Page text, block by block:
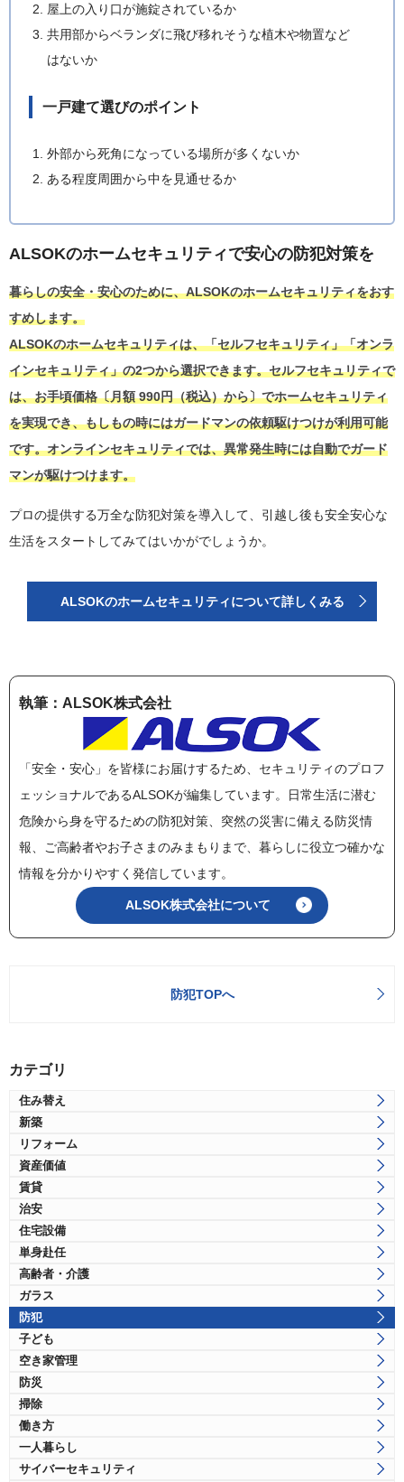
屋上の入り口が施錠されているか
共用部からベランダに飛び移れそうな植木や物置など
はないか
一戸建て選びのポイント
外部から死角になっている場所が多くないか
ある程度周囲から中を見通せるか
ALSOKのホームセキュリティで安心の防犯対策を
暮らしの安全・安心のために、ALSOKのホームセキュリティをおす
すめします。
ALSOKのホームセキュリティは、「セルフセキュリティ」「オンラ
インセキュリティ」の2つから選択できます。セルフセキュリティで
は、お手頃価格〔月額 990円（税込）から〕でホームセキュリティ
を実現でき、もしもの時にはガードマンの依頼駆けつけが利用可能
です。オンラインセキュリティでは、異常発生時には自動でガード
マンが駆けつけます。
プロの提供する万全な防犯対策を導入して、引越し後も安全安心な
生活をスタートしてみてはいかがでしょうか。
ALSOKのホームセキュリティについて詳しくみる
執筆：ALSOK株式会社
「安全・安心」を皆様にお届けするため、セキュリティのプロフ
ェッショナルであるALSOKが編集しています。日常生活に潜む
危険から身を守るための防犯対策、突然の災害に備える防災情
報、ご高齢者やお子さまのみまもりまで、暮らしに役立つ確かな
情報を分かりやすく発信しています。
ALSOK株式会社について
防犯TOPへ
カテゴリ
住み替え
新築
リフォーム
資産価値
賃貸
治安
住宅設備
単身赴任
高齢者・介護
ガラス
防犯
子ども
空き家管理
防災
掃除
働き方
一人暮らし
サイバーセキュリティ